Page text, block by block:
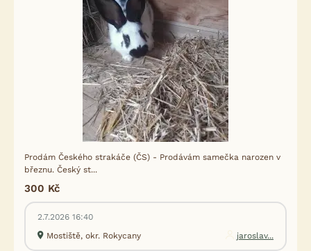
Prodám Českého strakáče (ČS) - Prodávám samečka narozen v
březnu. Český st...
300 Kč
2.7.2026 16:40
Mostiště, okr. Rokycany
jaroslav...